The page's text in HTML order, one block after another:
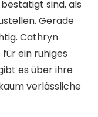
sind, als
Gerade
Cathryn
ein ruhiges
es über ihre
verlässliche